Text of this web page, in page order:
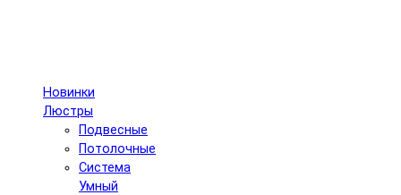
Новинки
Люстры
Подвесные
Потолочные
Система
Умный